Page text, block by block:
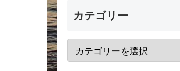
カテゴリー